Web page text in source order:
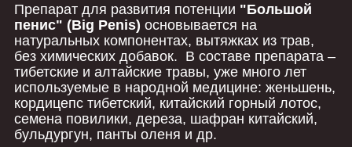
Препарат для развития потенции "Большой
пенис" (Big Penis) основывается на
натуральных компонентах, вытяжках из трав,
без химических добавок. В составе препарата –
тибетские и алтайские травы, уже много лет
используемые в народной медицине: женьшень,
кордицепс тибетский, китайский горный лотос,
семена повилики, дереза, шафран китайский,
бульдургун, панты оленя и др.